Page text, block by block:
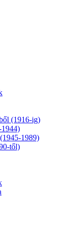
(1916-ig)
1989)
től)